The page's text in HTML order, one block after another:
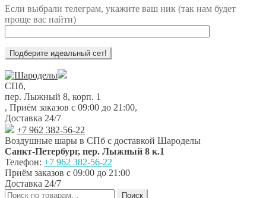
Если выбрали телеграм, укажите ваш ник (так нам будет
проще вас найти)
Перейти
к
навигации
Перейти
к
содержимому
СПб,
пер. Лыжный 8, корп. 1
, Приём заказов с 09:00 до 21:00,
Доставка 24/7
+7 962 382-56-22
Воздушные шары в СПб с доставкой Шароделы
Санкт-Петербург, пер. Лыжный 8 к.1
Телефон: +7 962 382-56-22
Приём заказов с 09:00 до 21:00
Доставка 24/7
Искать:
Поиск